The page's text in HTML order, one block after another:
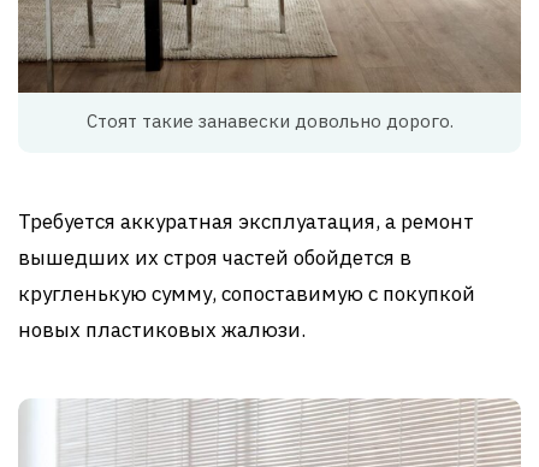
Стоят такие занавески довольно дорого.
Требуется аккуратная эксплуатация, а ремонт
вышедших их строя частей обойдется в
кругленькую сумму, сопоставимую с покупкой
новых пластиковых жалюзи.